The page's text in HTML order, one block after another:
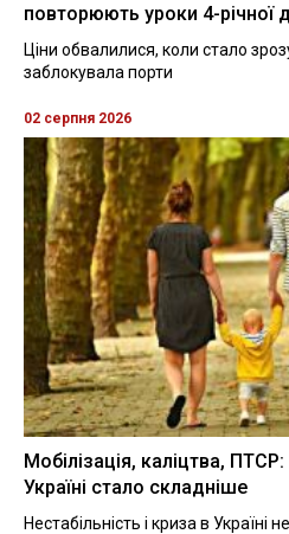
повторюють уроки 4-річної
Ціни обвалилися, коли стало
заблокувала порти
02 серпня 2026
Мобілізація, каліцтва,
Україні стало складніше
Нестабільність і криза в